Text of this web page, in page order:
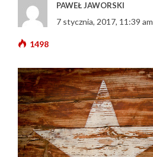
PAWEŁ JAWORSKI
7 stycznia, 2017, 11:39 am
1498